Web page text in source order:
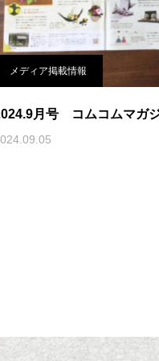
メディア掲載情報
月号 コムコムマガ